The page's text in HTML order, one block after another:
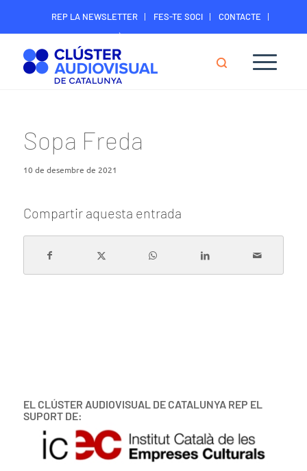
REP LA NEWSLETTER FES-TE SOCI
CONTACTE
ÀREA DIGITAL SOCIS
Sopa Freda
10 de desembre de 2021
Compartir aquesta entrada
EL CLÚSTER AUDIOVISUAL DE CATALUNYA REP EL
SUPORT DE: